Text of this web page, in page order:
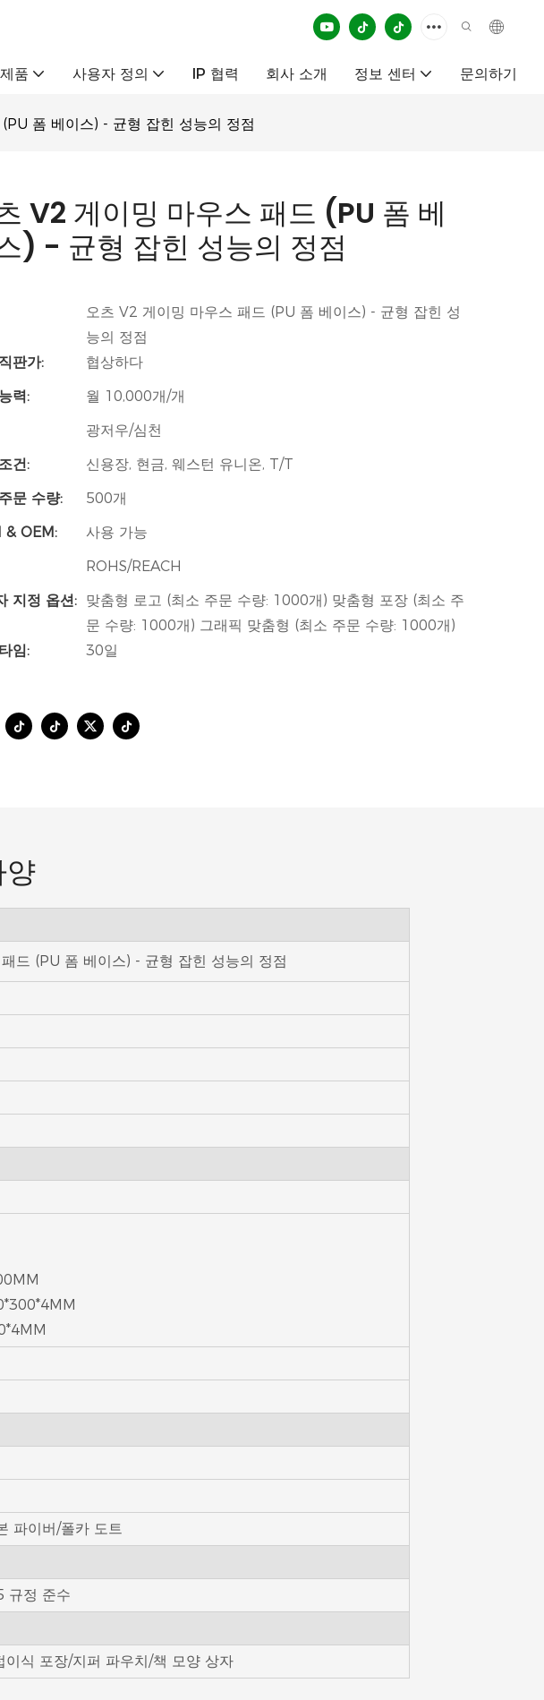
제품 사용자 정의 IP 협력 회사 소개 정보 센터 문의하기
폼 베이스) - 균형 잡힌 성능의 정점
V2 게이밍 마우스 패드 (PU 폼 베
) - 균형 잡힌 성능의 정점
오츠 V2 게이밍 마우스 패드 (PU 폼 베이스) - 균형 잡힌 성
능의 정점
판가:
협상하다
력:
월 10,000개/개
광저우/심천
건:
신용장, 현금, 웨스턴 유니온, T/T
문 수량:
500개
& OEM:
사용 가능
ROHS/REACH
지정 옵션: 맞춤형 로고 (최소 주문 수량: 1000개) 맞춤형 포장 (최소 주
문 수량: 1000개) 그래픽 맞춤형 (최소 주문 수량: 1000개)
임:
30일
드 (PU 폼 베이스) - 균형 잡힌 성능의 정점
파이버/폴카 도트
규정 준수
이식 포장/지퍼 파우치/책 모양 상자